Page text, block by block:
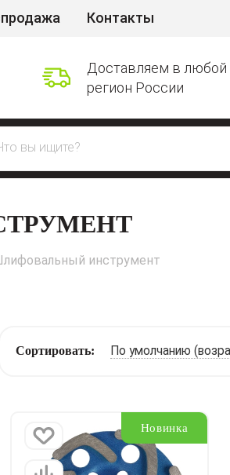
Контакты
Доставляем в любой
регион России
инструмент
Сортировать: По умолчанию
Новинка